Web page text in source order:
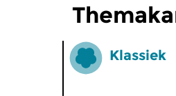
Klassiek